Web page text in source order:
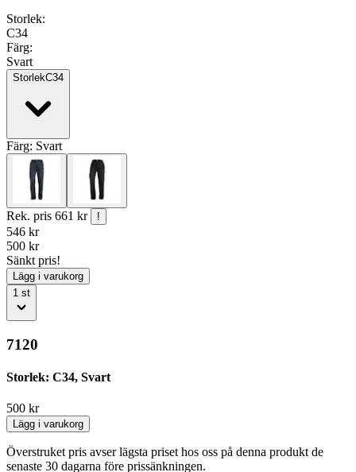
Storlek:
C34
Färg:
Svart
StorlekC34
Färg: Svart
Rek. pris 661 kr !
546 kr
500 kr
Sänkt pris!
Lägg i varukorg
1 st
7120
Storlek: C34, Svart
500 kr
Lägg i varukorg
Överstruket pris avser lägsta priset hos oss på denna produkt de
senaste 30 dagarna före prissänkningen.